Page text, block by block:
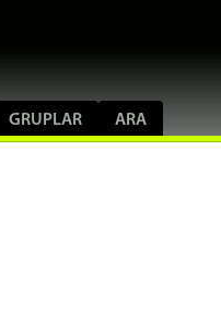
GRUPLAR ARA